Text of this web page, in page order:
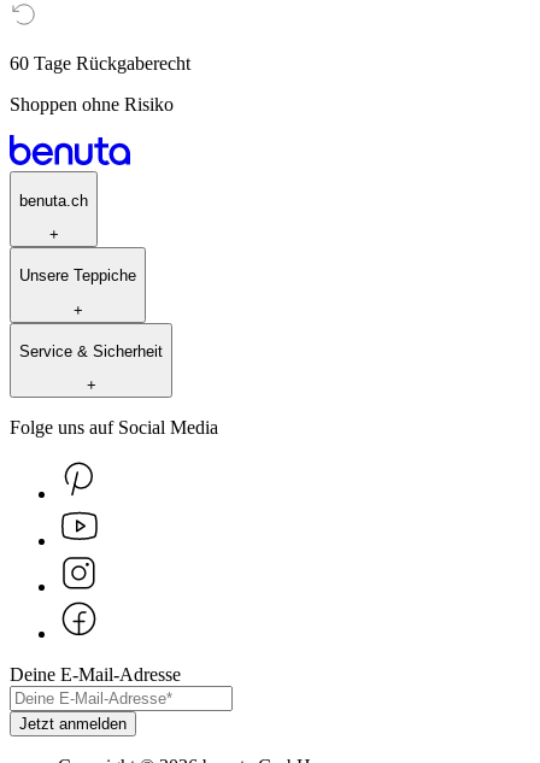
60 Tage Rückgaberecht
Shoppen ohne Risiko
benuta.ch
+
Unsere Teppiche
+
Service & Sicherheit
+
Folge uns auf Social Media
Deine E-Mail-Adresse
Jetzt anmelden